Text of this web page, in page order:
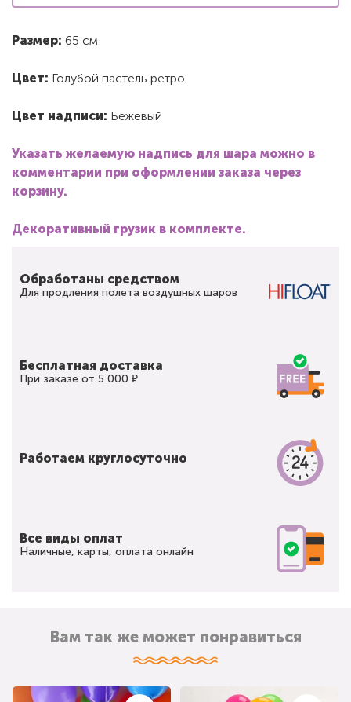
Размер: 65 см
Цвет: Голубой пастель ретро
Цвет надписи: Бежевый
Указать желаемую надпись для шара можно в
комментарии при оформлении заказа через
корзину.
Декоративный грузик в комплекте.
Обработаны средством
Для продления полета воздушных шаров
Бесплатная доставка
При заказе от 5 000 ₽
Работаем круглосуточно
Все виды оплат
Наличные, карты, оплата онлайн
Вам так же может понравиться